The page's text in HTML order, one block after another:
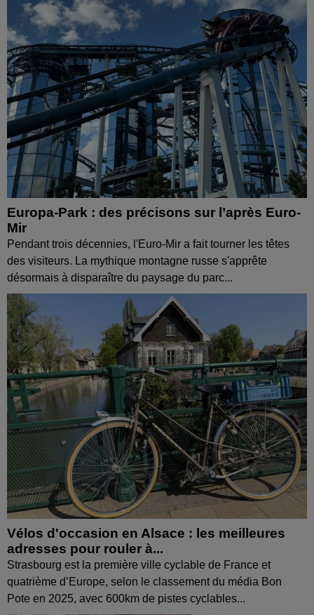
Europa-Park : des précisons sur l’après Euro-
Mir
Pendant trois décennies, l'Euro-Mir a fait tourner les têtes
des visiteurs. La mythique montagne russe s'apprête
désormais à disparaître du paysage du parc...
Vélos d'occasion en Alsace : les meilleures
adresses pour rouler à...
Strasbourg est la première ville cyclable de France et
quatrième d’Europe, selon le classement du média Bon
Pote en 2025, avec 600km de pistes cyclables...